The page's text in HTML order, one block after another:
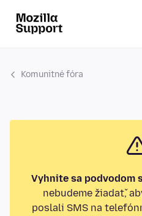
Komunitné fóra
Vyhnite sa podvodom
nebudeme žiadať,
poslali SMS na